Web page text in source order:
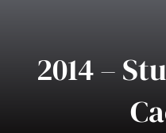
2014 –